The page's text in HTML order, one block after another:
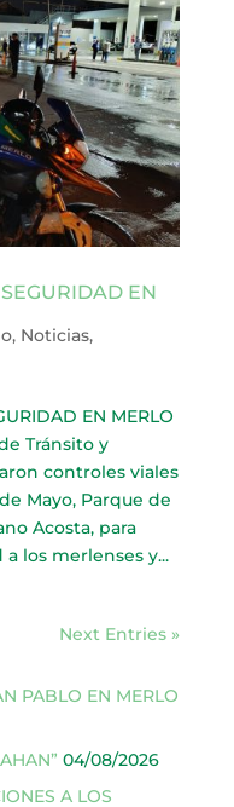
EN
, Noticias,
EN MERLO
Tránsito y
controles viales
Mayo, Parque de
Acosta, para
los merlenses y...
Next Entries »
PABLO EN MERLO
04/08/2026
A LOS